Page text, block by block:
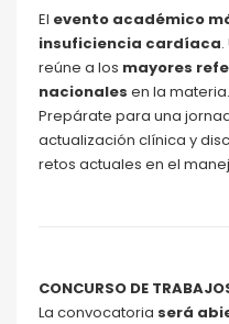
El evento académico
insuficiencia cardíaca
reúne a los mayores
nacionales en la materia.
Prepárate para una
actualización clínica y
retos actuales en el
CONCURSO DE
La convocatoria será